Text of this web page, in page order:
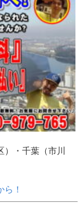
）・千葉（市川
！